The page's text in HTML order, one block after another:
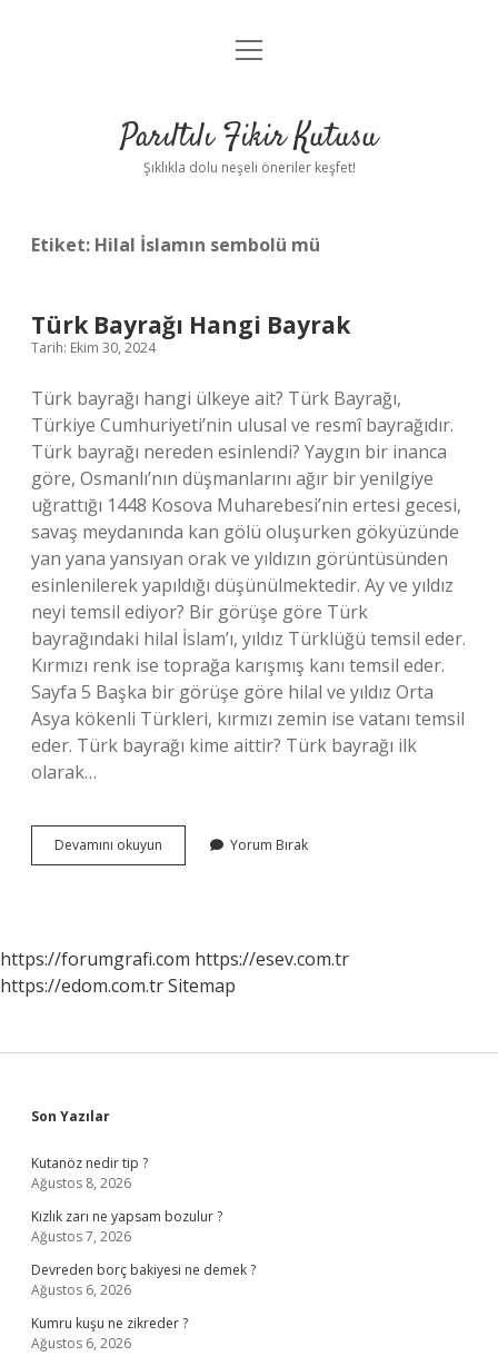
Anasayfa
Yasal Uyarı
menüyü
Parıltılı Fikir Kutusu
Şıklıkla dolu neşeli öneriler keşfet!
Etiket: Hilal İslamın sembolü mü
Türk Bayrağı Hangi Bayrak
Tarih: Ekim 30, 2024
Türk bayrağı hangi ülkeye ait? Türk Bayrağı,
Türkiye Cumhuriyeti’nin ulusal ve resmî bayrağıdır.
Türk bayrağı nereden esinlendi? Yaygın bir inanca
göre, Osmanlı’nın düşmanlarını ağır bir yenilgiye
uğrattığı 1448 Kosova Muharebesi’nin ertesi gecesi,
savaş meydanında kan gölü oluşurken gökyüzünde
yan yana yansıyan orak ve yıldızın görüntüsünden
esinlenilerek yapıldığı düşünülmektedir. Ay ve yıldız
neyi temsil ediyor? Bir görüşe göre Türk
bayrağındaki hilal İslam’ı, yıldız Türklüğü temsil eder.
Kırmızı renk ise toprağa karışmış kanı temsil eder.
Sayfa 5 Başka bir görüşe göre hilal ve yıldız Orta
Asya kökenli Türkleri, kırmızı zemin ise vatanı temsil
eder. Türk bayrağı kime aittir? Türk bayrağı ilk
olarak…
Devamını okuyun
Bayrağı
Yorum Bırak
https://forumgrafi.com https://esev.com.tr
https://edom.com.trSitemap
Sidebar
Son Yazılar
Kutanöz nedir tip ?
Ağustos 8, 2026
Kızlık zarı ne yapsam bozulur ?
Ağustos 7, 2026
Devreden borç bakiyesi ne demek ?
Ağustos 6, 2026
Kumru kuşu ne zikreder ?
Ağustos 6, 2026